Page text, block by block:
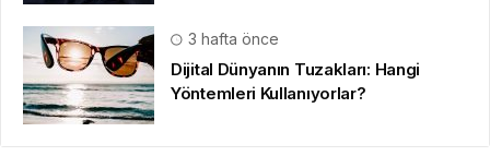
3 hafta önce
Dijital Dünyanın Tuzakları: Hangi
Yöntemleri Kullanıyorlar?